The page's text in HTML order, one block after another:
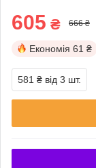
605 ₴ 666 ₴
Економія 61 ₴
581 ₴ від 3 шт.